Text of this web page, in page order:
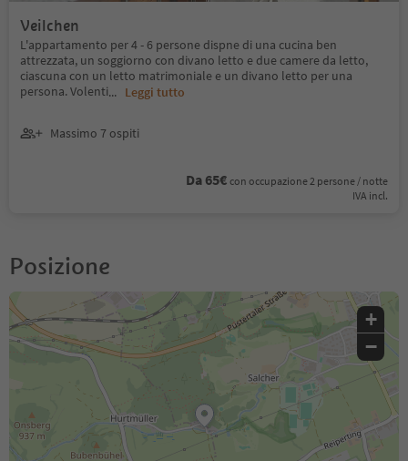
Veilchen
L'appartamento per 4 - 6 persone dispne di una cucina ben
attrezzata, un soggiorno con divano letto e due camere da letto,
ciascuna con un letto matrimoniale e un divano letto per una
persona. Volenti... Leggi tutto
Massimo 7 ospiti
Da 65€ con occupazione 2 persone / notte
IVA incl.
Posizione
+
−